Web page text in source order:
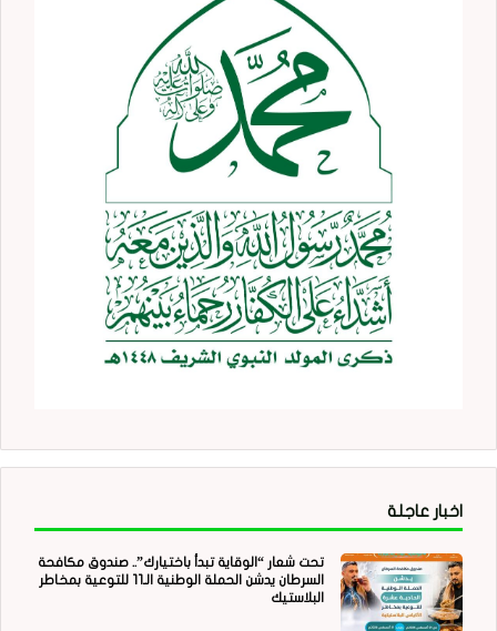
اخبار عاجلة
تحت شعار “الوقاية تبدأ باختيارك”.. صندوق مكافحة
السرطان يدشن الحملة الوطنية الـ11 للتوعية بمخاطر
البلاستيك